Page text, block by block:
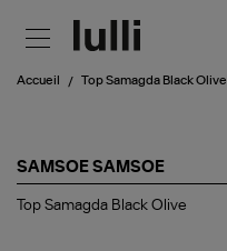
Accueil Top Samagda Black Olive
SAMSOE SAMSOE
Top
Top Samagda Black Olive